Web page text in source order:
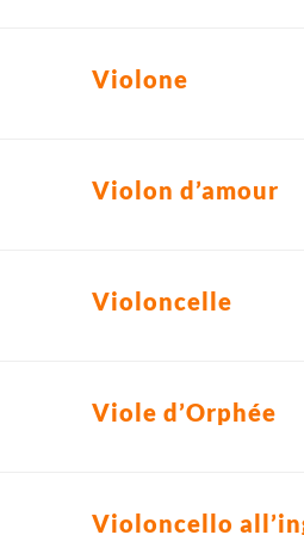
Violone
Violon d’amour
Violoncelle
Viole d’Orphée
Violoncello